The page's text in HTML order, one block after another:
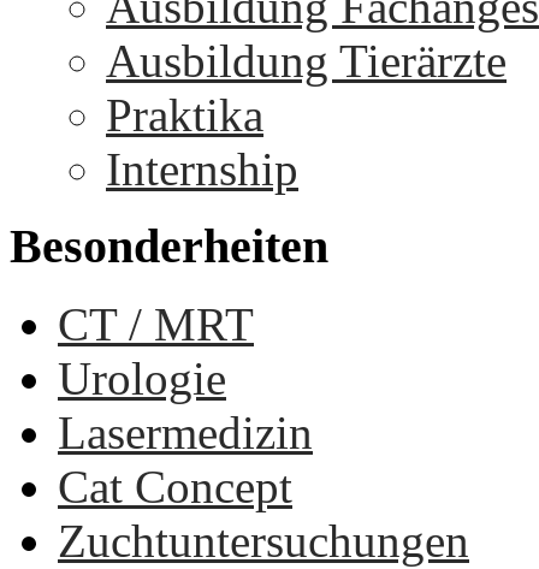
Ausbildung Tierärzte
Praktika
Internship
Besonderheiten
CT / MRT
Urologie
Lasermedizin
Cat Concept
Zuchtuntersuchungen